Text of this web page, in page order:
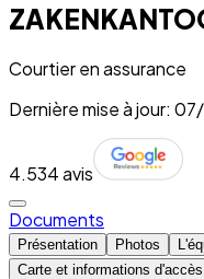
Courtier en assurance
Dernière mise à jour:
4.534 avis
Documents
Présentation Photos
Carte et informations d'accès